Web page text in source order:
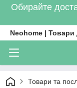
Обирайте
Neohome | Товари
Товари та